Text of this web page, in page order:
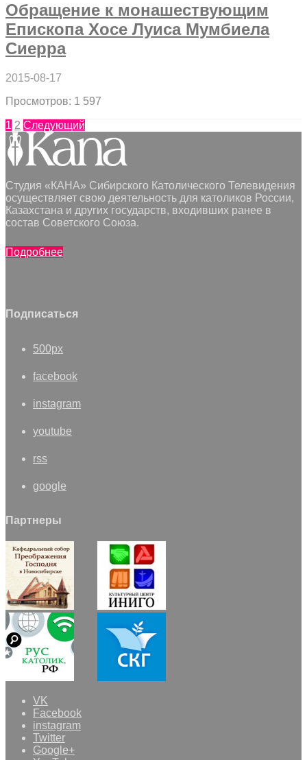
Обращение к монашествующим
Епископа Хосе Луиса Мумбиела
Сиерра
2015-08-17
Просмотров: 1 597
1 2 Следующий
Студия «КАНА» Сибирского Католического Телевидения
осуществляет свою деятельность для католиков России,
Казахстана и других государств, входивших ранее в
состав Советского Союза.
Подробнее
Подписаться
500px
facebook
instagram
youtube
rss
google
Партнеры
VK
Facebook
instagram
Twitter
Google+